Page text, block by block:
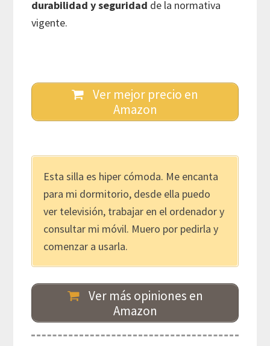
durabilidad y seguridad de la normativa
vigente.
Ver mejor precio en
Amazon
Esta silla es hiper cómoda. Me encanta
para mi dormitorio, desde ella puedo
ver televisión, trabajar en el ordenador y
consultar mi móvil. Muero por pedirla y
comenzar a usarla.
Ver más opiniones en
Amazon